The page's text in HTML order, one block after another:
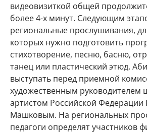
видеовизиткой общей
более 4-х минут. Следующим
региональные прослушивания,
которых нужно подготовить
стихотворение, песню, басню,
танец или пластический этюд.
выступать перед приемной
художественным
артистом Российской
Машковым. На региональных
педагоги определят участников